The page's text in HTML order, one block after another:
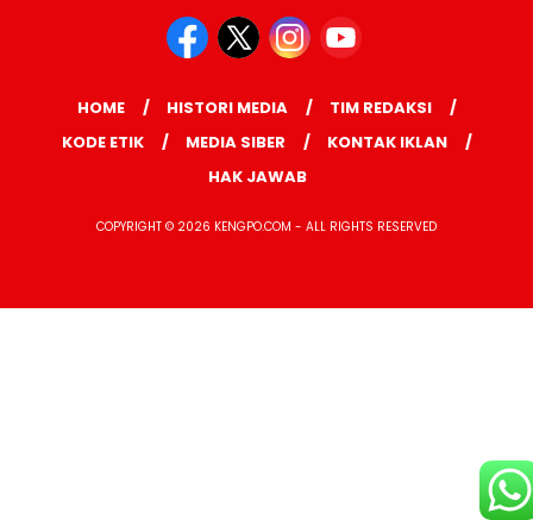
HOME HISTORI MEDIA
TIM REDAKSI
KODE ETIK
MEDIA SIBER
KONTAK IKLAN
HAK JAWAB
COPYRIGHT © 2026 KENGPO.COM - ALL RIGHTS RESERVED